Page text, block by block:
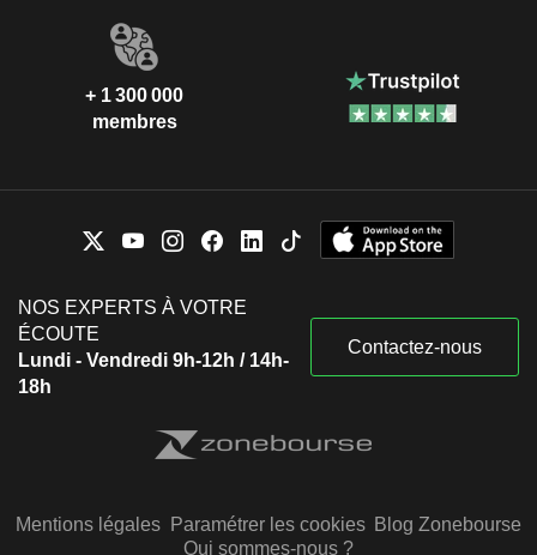
+ 1 300 000
membres
NOS EXPERTS À VOTRE
ÉCOUTE
Lundi - Vendredi 9h-12h / 14h-
18h
Contactez-nous
Mentions légales Paramétrer les cookies Blog Zonebourse
Qui sommes-nous ?